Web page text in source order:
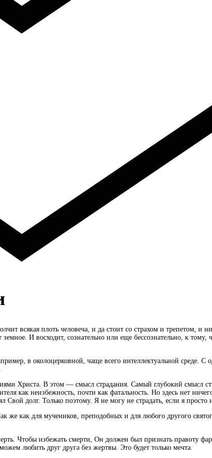
всякая плоть человеча, и да стоит со страхом и трепетом, и
И восходит, сознательно или еще бессознательно, к
в околоцерковной, чаще всего интеллектуальной среде. С
Христа. В этом — смысл страдания. Самый глубокий смысл
как неизбежность, почти как фатальность. Но здесь нет
долг. Только поэтому. Я не могу не страдать, если я просто
как для мучеников, преподобных и для любого другого
Чтобы избежать смерти, Он должен был признать правоту
любить друг друга без жертвы. Это будет только мечта.